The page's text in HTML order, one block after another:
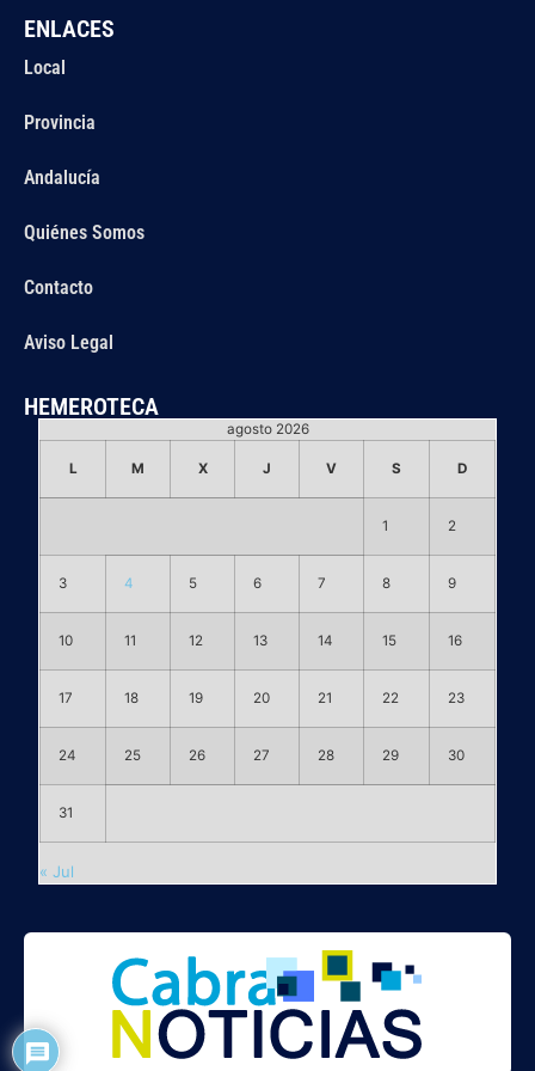
ENLACES
Local
Provincia
Andalucía
Quiénes Somos
Contacto
Aviso Legal
HEMEROTECA
agosto 2026
L M X J V S D
1 2
3 4 5 6 7 8 9
10 11 12 13 14 15 16
17 18 19 20 21 22 23
24 25 26 27 28 29 30
31
« Jul